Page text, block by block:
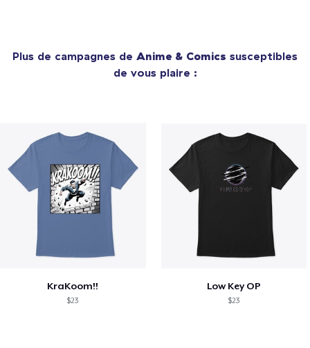
Plus de campagnes de Anime & Comics susceptibles
de vous plaire :
KraKoom!!
$23
Low Key OP
$23